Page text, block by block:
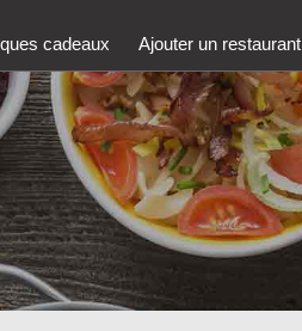
cadeaux Ajouter un restaurant